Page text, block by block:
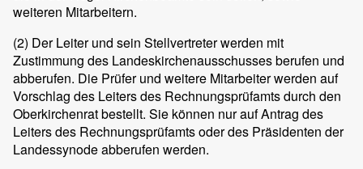
weiteren Mitarbeitern.
(2) Der Leiter und sein Stellvertreter werden mit
Zustimmung des Landeskirchenausschusses berufen und
abberufen. Die Prüfer und weitere Mitarbeiter werden auf
Vorschlag des Leiters des Rechnungsprüfamts durch den
Oberkirchenrat bestellt. Sie können nur auf Antrag des
Leiters des Rechnungsprüfamts oder des Präsidenten der
Landessynode abberufen werden.